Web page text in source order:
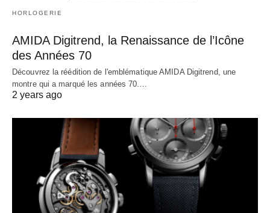
HORLOGERIE
AMIDA Digitrend, la Renaissance de l’Icône
des Années 70
Découvrez la réédition de l'emblématique AMIDA Digitrend, une
montre qui a marqué les années 70.…
2 years ago